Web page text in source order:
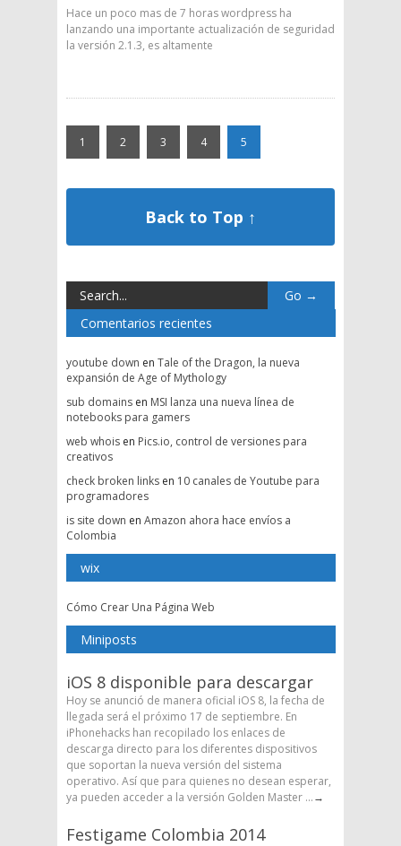
Hace un poco mas de 7 horas wordpress ha
lanzando una importante actualización de seguridad
la versión 2.1.3, es altamente
1 2 3 4 5
Back to Top ↑
Comentarios recientes
youtube down en Tale of the Dragon, la nueva
expansión de Age of Mythology
sub domains en MSI lanza una nueva línea de
notebooks para gamers
web whois en Pics.io, control de versiones para
creativos
check broken links en 10 canales de Youtube para
programadores
is site down en Amazon ahora hace envíos a
Colombia
wix
Cómo Crear Una Página Web
Miniposts
iOS 8 disponible para descargar
Hoy se anunció de manera oficial iOS 8, la fecha de
llegada será el próximo 17 de septiembre. En
iPhonehacks han recopilado los enlaces de
descarga directo para los diferentes dispositivos
que soportan la nueva versión del sistema
operativo. Así que para quienes no desean esperar,
ya pueden acceder a la versión Golden Master ...→
Festigame Colombia 2014